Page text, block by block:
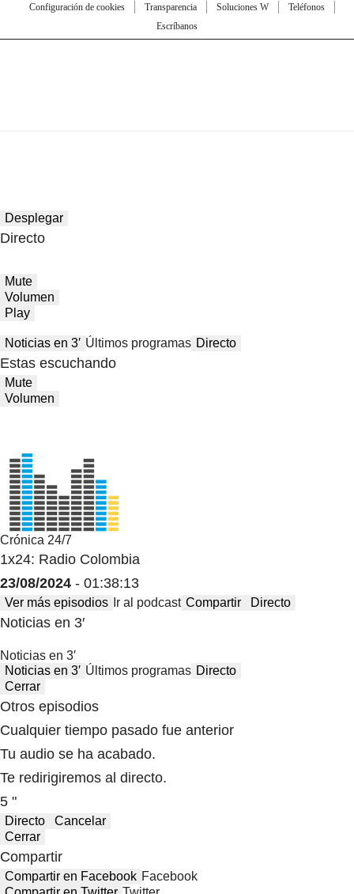
Configuración de cookies
Transparencia Soluciones W
Teléfonos
Escríbanos
Desplegar
Directo
Mute
Volumen
Play
Noticias en 3′ Últimos programas Directo
Estas escuchando
Mute
Volumen
Crónica 24/7
1x24: Radio Colombia
23/08/2024 - 01:38:13
Ver más episodios Ir al podcast Compartir Directo
Noticias en 3′
Noticias en 3′
Noticias en 3′ Últimos programas Directo
Cerrar
Otros episodios
Cualquier tiempo pasado fue anterior
Tu audio se ha acabado.
Te redirigiremos al directo.
5 "
Directo
Cancelar
Cerrar
Compartir
Compartir en Facebook Facebook